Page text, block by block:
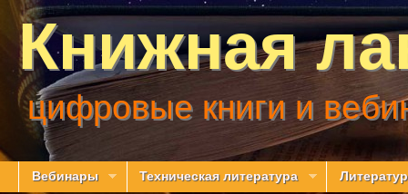
Книжная
цифровые книги и
Вебинары Техническая литература